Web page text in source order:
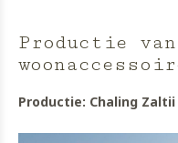
Productie
Productie: Chaling Zaltii